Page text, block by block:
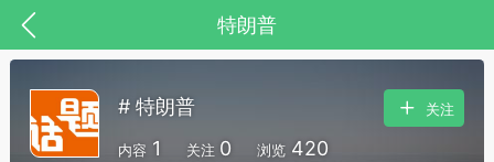
特朗普
# 特朗普
内容 1 关注 0 浏览 420
关注